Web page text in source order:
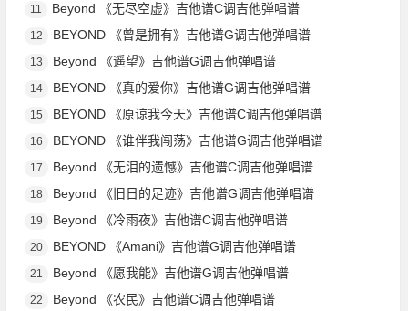
11 Beyond 《无尽空虚》吉他谱C调吉他弹唱谱
12 BEYOND 《曾是拥有》吉他谱G调吉他弹唱谱
13 Beyond 《遥望》吉他谱G调吉他弹唱谱
14 BEYOND 《真的爱你》吉他谱G调吉他弹唱谱
15 BEYOND 《原谅我今天》吉他谱C调吉他弹唱谱
16 BEYOND 《谁伴我闯荡》吉他谱G调吉他弹唱谱
17 Beyond 《无泪的遗憾》吉他谱C调吉他弹唱谱
18 Beyond 《旧日的足迹》吉他谱G调吉他弹唱谱
19 Beyond 《冷雨夜》吉他谱C调吉他弹唱谱
20 BEYOND 《Amani》吉他谱G调吉他弹唱谱
21 Beyond 《愿我能》吉他谱G调吉他弹唱谱
22 Beyond 《农民》吉他谱C调吉他弹唱谱